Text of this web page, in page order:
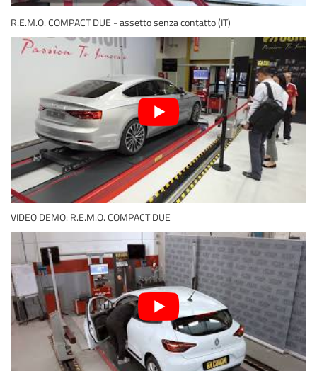
R.E.M.O. COMPACT DUE - assetto senza contatto (IT)
VIDEO DEMO: R.E.M.O. COMPACT DUE